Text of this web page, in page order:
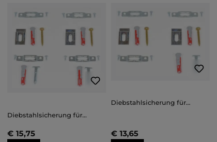
Diebstahlsicherung für
€ 15,75
Diebstahlsicherung für
€ 13,65